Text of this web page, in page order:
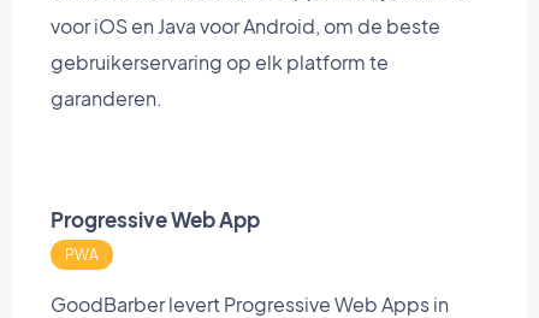
voor iOS en Java voor Android, om de beste
gebruikerservaring op elk platform te
garanderen.
Progressive Web App
PWA
GoodBarber levert Progressive Web Apps in